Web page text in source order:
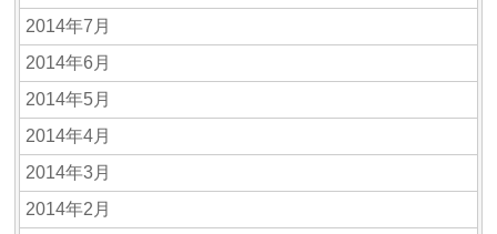
2014年7月
2014年6月
2014年5月
2014年4月
2014年3月
2014年2月